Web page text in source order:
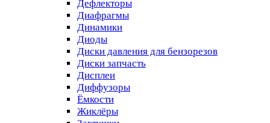
Дефлекторы
Диафрагмы
Динамики
Диоды
Диски давления для бензорезов
Диски запчасть
Дисплеи
Диффузоры
Ёмкости
Жиклёры